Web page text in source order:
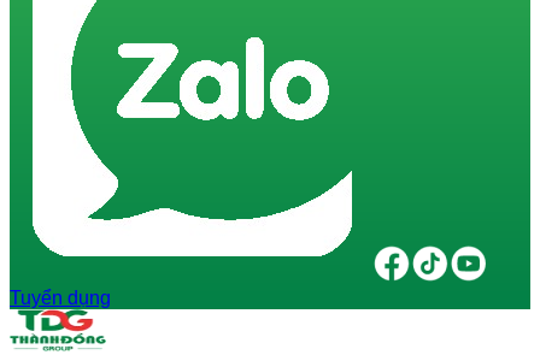
Tuyển dụng